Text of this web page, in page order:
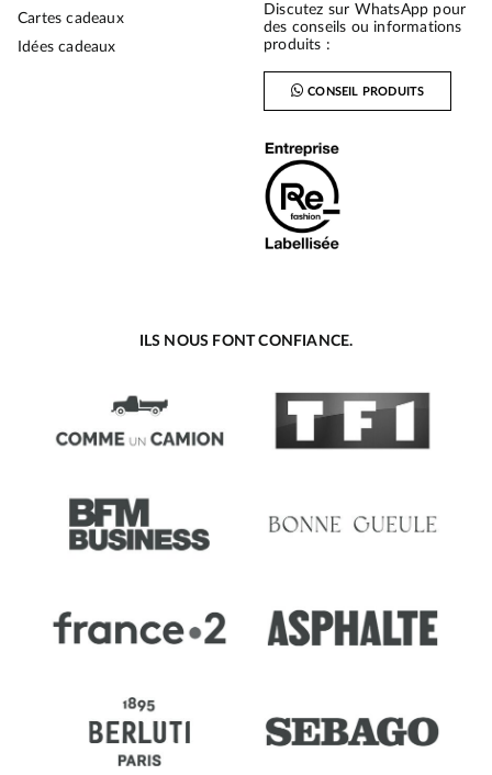
Cartes cadeaux
Idées cadeaux
Discutez sur WhatsApp pour
des conseils ou informations
produits :
CONSEIL PRODUITS
ILS NOUS FONT CONFIANCE.